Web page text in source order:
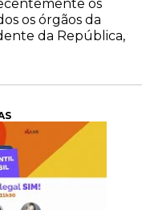
os
os órgãos da
da República,